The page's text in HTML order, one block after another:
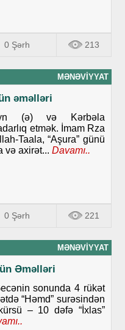
0 Şərh 213
MƏNƏVIYYAT
əməlləri
(ə) və Kərbəla
etmək. İmam Rza
Taala, “Aşura” günü
və axirət... Davamı..
0 Şərh 221
MƏNƏVIYYAT
Əməlləri
sonunda 4 rükət
“Həmd” surəsindən
– 10 dəfə “İxlas”